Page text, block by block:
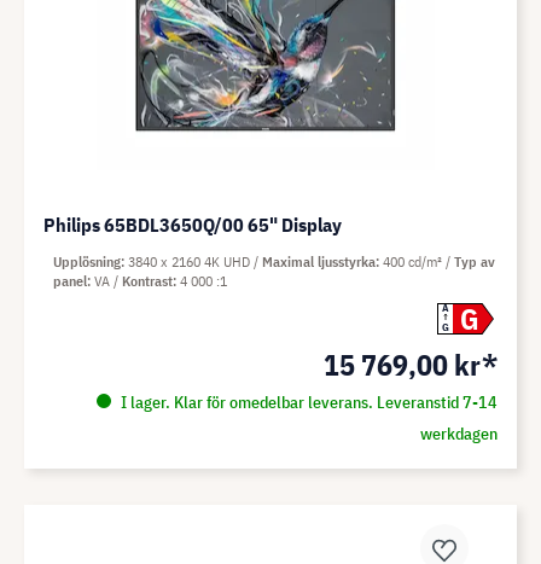
Philips 65BDL3650Q/00 65" Display
A
G
G
15 769,00 kr*
I lager. Klar för omedelbar leverans. Leveranstid 7-14
werkdagen
Upplösning 3840 x 2160 4K UHD Maximal ljusstyrka 400 cd/m²
Typ av
panel VA Kontrast 4 000 :1